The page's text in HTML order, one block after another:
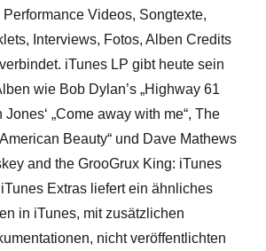
Videos, Songtexte,
Interviews, Fotos, Alben Credits
iTunes LP gibt heute sein
wie Bob Dylan’s „Highway 61
Jones‘ „Come away with me“, The
Beauty“ und Dave Mathews
and the GrooGrux King: iTunes
Extras liefert ein ähnliches
in iTunes, mit zusätzlichen
nicht veröffentlichten